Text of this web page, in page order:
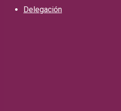
Delegación